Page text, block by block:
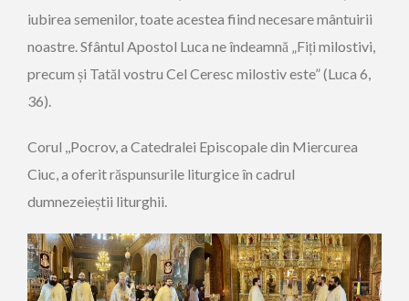
iubirea semenilor, toate acestea fiind necesare mântuirii
noastre. Sfântul Apostol Luca ne îndeamnă „Fiți milostivi,
precum și Tatăl vostru Cel Ceresc milostiv este” (Luca 6,
36).
Corul ,,Pocrov, a Catedralei Episcopale din Miercurea
Ciuc, a oferit răspunsurile liturgice în cadrul
dumnezeieștii liturghii.